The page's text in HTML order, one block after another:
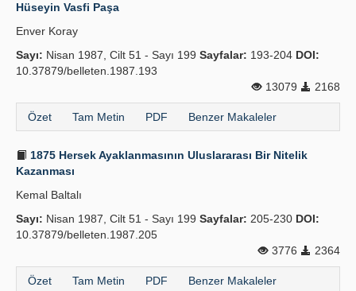
Hüseyin Vasfi Paşa
Enver Koray
Sayı: Nisan 1987, Cilt 51 - Sayı 199 Sayfalar: 193-204 DOI:
10.37879/belleten.1987.193
13079
2168
Özet Tam Metin PDF Benzer Makaleler
1875 Hersek Ayaklanmasının Uluslararası Bir Nitelik
Kazanması
Kemal Baltalı
Sayı: Nisan 1987, Cilt 51 - Sayı 199 Sayfalar: 205-230 DOI:
10.37879/belleten.1987.205
3776
2364
Özet Tam Metin PDF Benzer Makaleler